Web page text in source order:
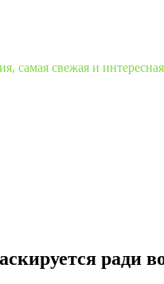
самая свежая и
ради